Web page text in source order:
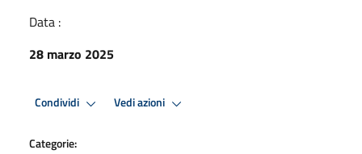
Data :
28 marzo 2025
Condividi Vedi azioni
Categorie: